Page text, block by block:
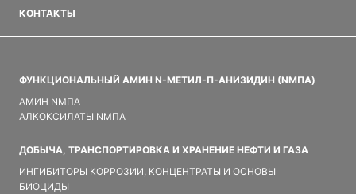
КОНТАКТЫ
ФУНКЦИОНАЛЬНЫЙ АМИН N-МЕТИЛ-П-АНИЗИДИН (NMПA)
АМИН NMПA
АЛКОКСИЛАТЫ NMПA
ДОБЫЧА, ТРАНСПОРТИРОВКА И ХРАНЕНИЕ НЕФТИ И ГАЗА
ИНГИБИТОРЫ КОРРОЗИИ, КОНЦЕНТРАТЫ И ОСНОВЫ
БИОЦИДЫ